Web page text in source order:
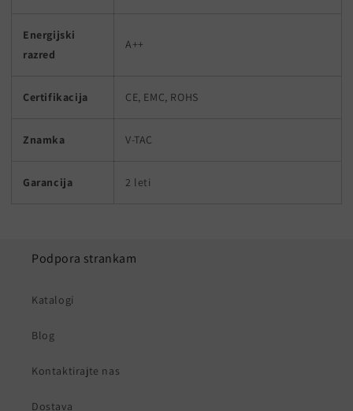
Energijski
razred
A++
Certifikacija CE, EMC, ROHS
Znamka V-TAC
Garancija 2 leti
Podpora strankam
Katalogi
Blog
Kontaktirajte nas
Dostava